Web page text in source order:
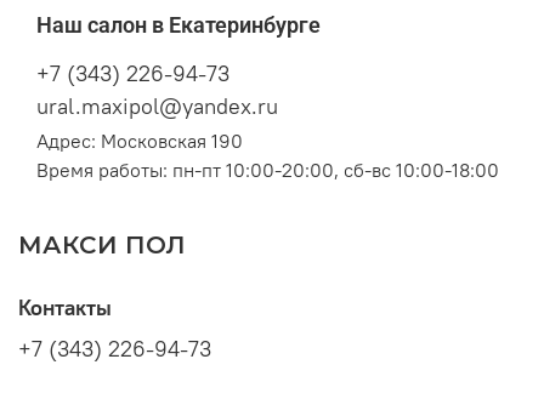
Наш салон в Екатеринбурге
+7 (343) 226-94-73
ural.maxipol@yandex.ru
Адрес: Московская 190
Время работы: пн-пт 10:00-20:00, сб-вс 10:00-18:00
МАКСИ ПОЛ
Контакты
+7 (343) 226-94-73